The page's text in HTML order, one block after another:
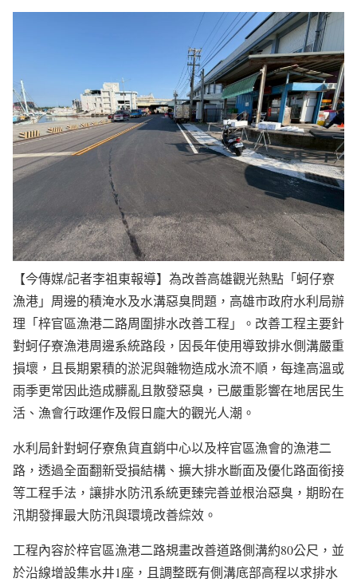
【今傳媒/記者李祖東報導】為改善高雄觀光熱點「蚵仔寮
漁港」周邊的積淹水及水溝惡臭問題，高雄市政府水利局辦
理「梓官區漁港二路周圍排水改善工程」。改善工程主要針
對蚵仔寮漁港周邊系統路段，因長年使用導致排水側溝嚴重
損壞，且長期累積的淤泥與雜物造成水流不順，每逢高溫或
雨季更常因此造成髒亂且散發惡臭，已嚴重影響在地居民生
活、漁會行政運作及假日龐大的觀光人潮。
水利局針對蚵仔寮魚貨直銷中心以及梓官區漁會的漁港二
路，透過全面翻新受損結構、擴大排水斷面及優化路面銜接
等工程手法，讓排水防汛系統更臻完善並根治惡臭，期盼在
汛期發揮最大防汛與環境改善綜效。
工程內容於梓官區漁港二路規畫改善道路側溝約80公尺，並
於沿線增設集水井1座，且調整既有側溝底部高程以求排水